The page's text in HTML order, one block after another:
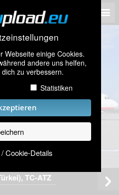
Webseite einige Cookies.
andere uns helfen,
zu verbessern.
Statistiken
Cookie-Details
TC-ATZ